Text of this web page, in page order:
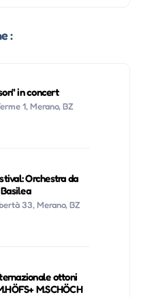
:
in concert
1, Merano, BZ
Orchestra da
33, Merano, BZ
ottoni
M.SCHÖCH